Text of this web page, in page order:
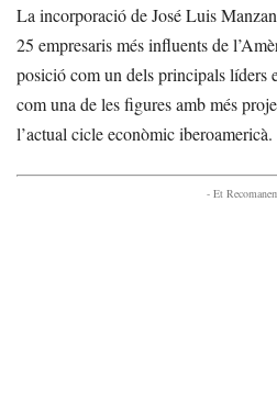
La incorporació de José Luis
25 empresaris més influents de
posició com un dels principals líders
com una de les figures amb més
l’actual cicle econòmic iberoamericà.
- Et